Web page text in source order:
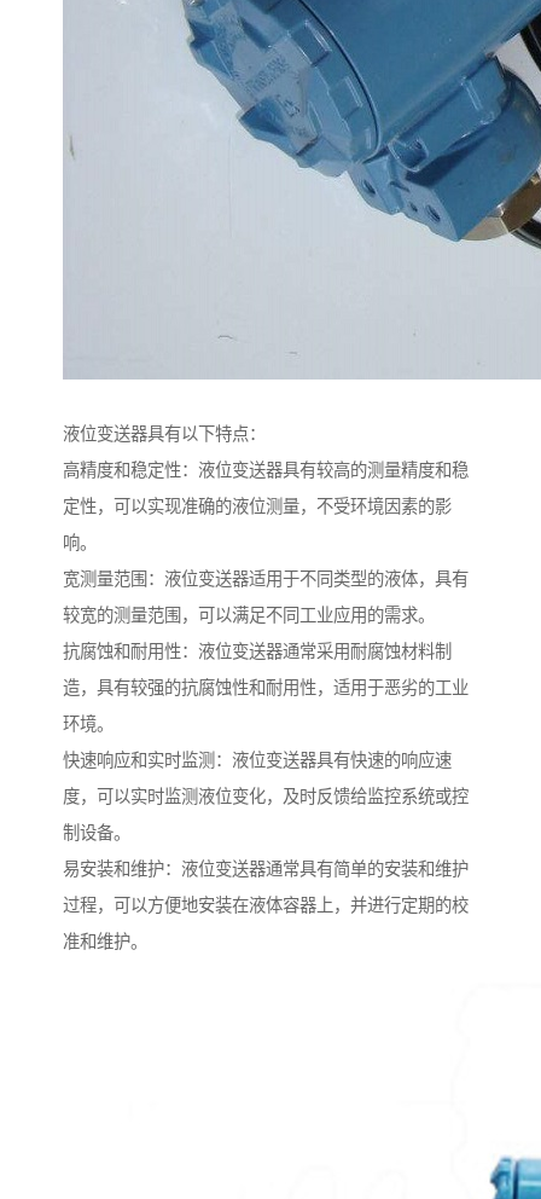
液位变送器具有以下特点：
高精度和稳定性：液位变送器具有较高的测量精度和稳
定性，可以实现准确的液位测量，不受环境因素的影
响。
宽测量范围：液位变送器适用于不同类型的液体，具有
较宽的测量范围，可以满足不同工业应用的需求。
抗腐蚀和耐用性：液位变送器通常采用耐腐蚀材料制
造，具有较强的抗腐蚀性和耐用性，适用于恶劣的工业
环境。
快速响应和实时监测：液位变送器具有快速的响应速
度，可以实时监测液位变化，及时反馈给监控系统或控
制设备。
易安装和维护：液位变送器通常具有简单的安装和维护
过程，可以方便地安装在液体容器上，并进行定期的校
准和维护。